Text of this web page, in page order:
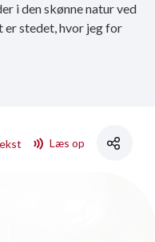
i den skønne natur ved
er stedet, hvor jeg for
Læs op